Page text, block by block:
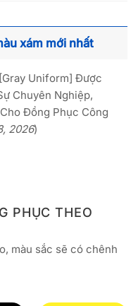
xám mới nhất
Uniform] Được
Chuyên Nghiệp,
Đồng Phục Công
2026)
PHỤC THEO
màu sắc sẽ có chênh